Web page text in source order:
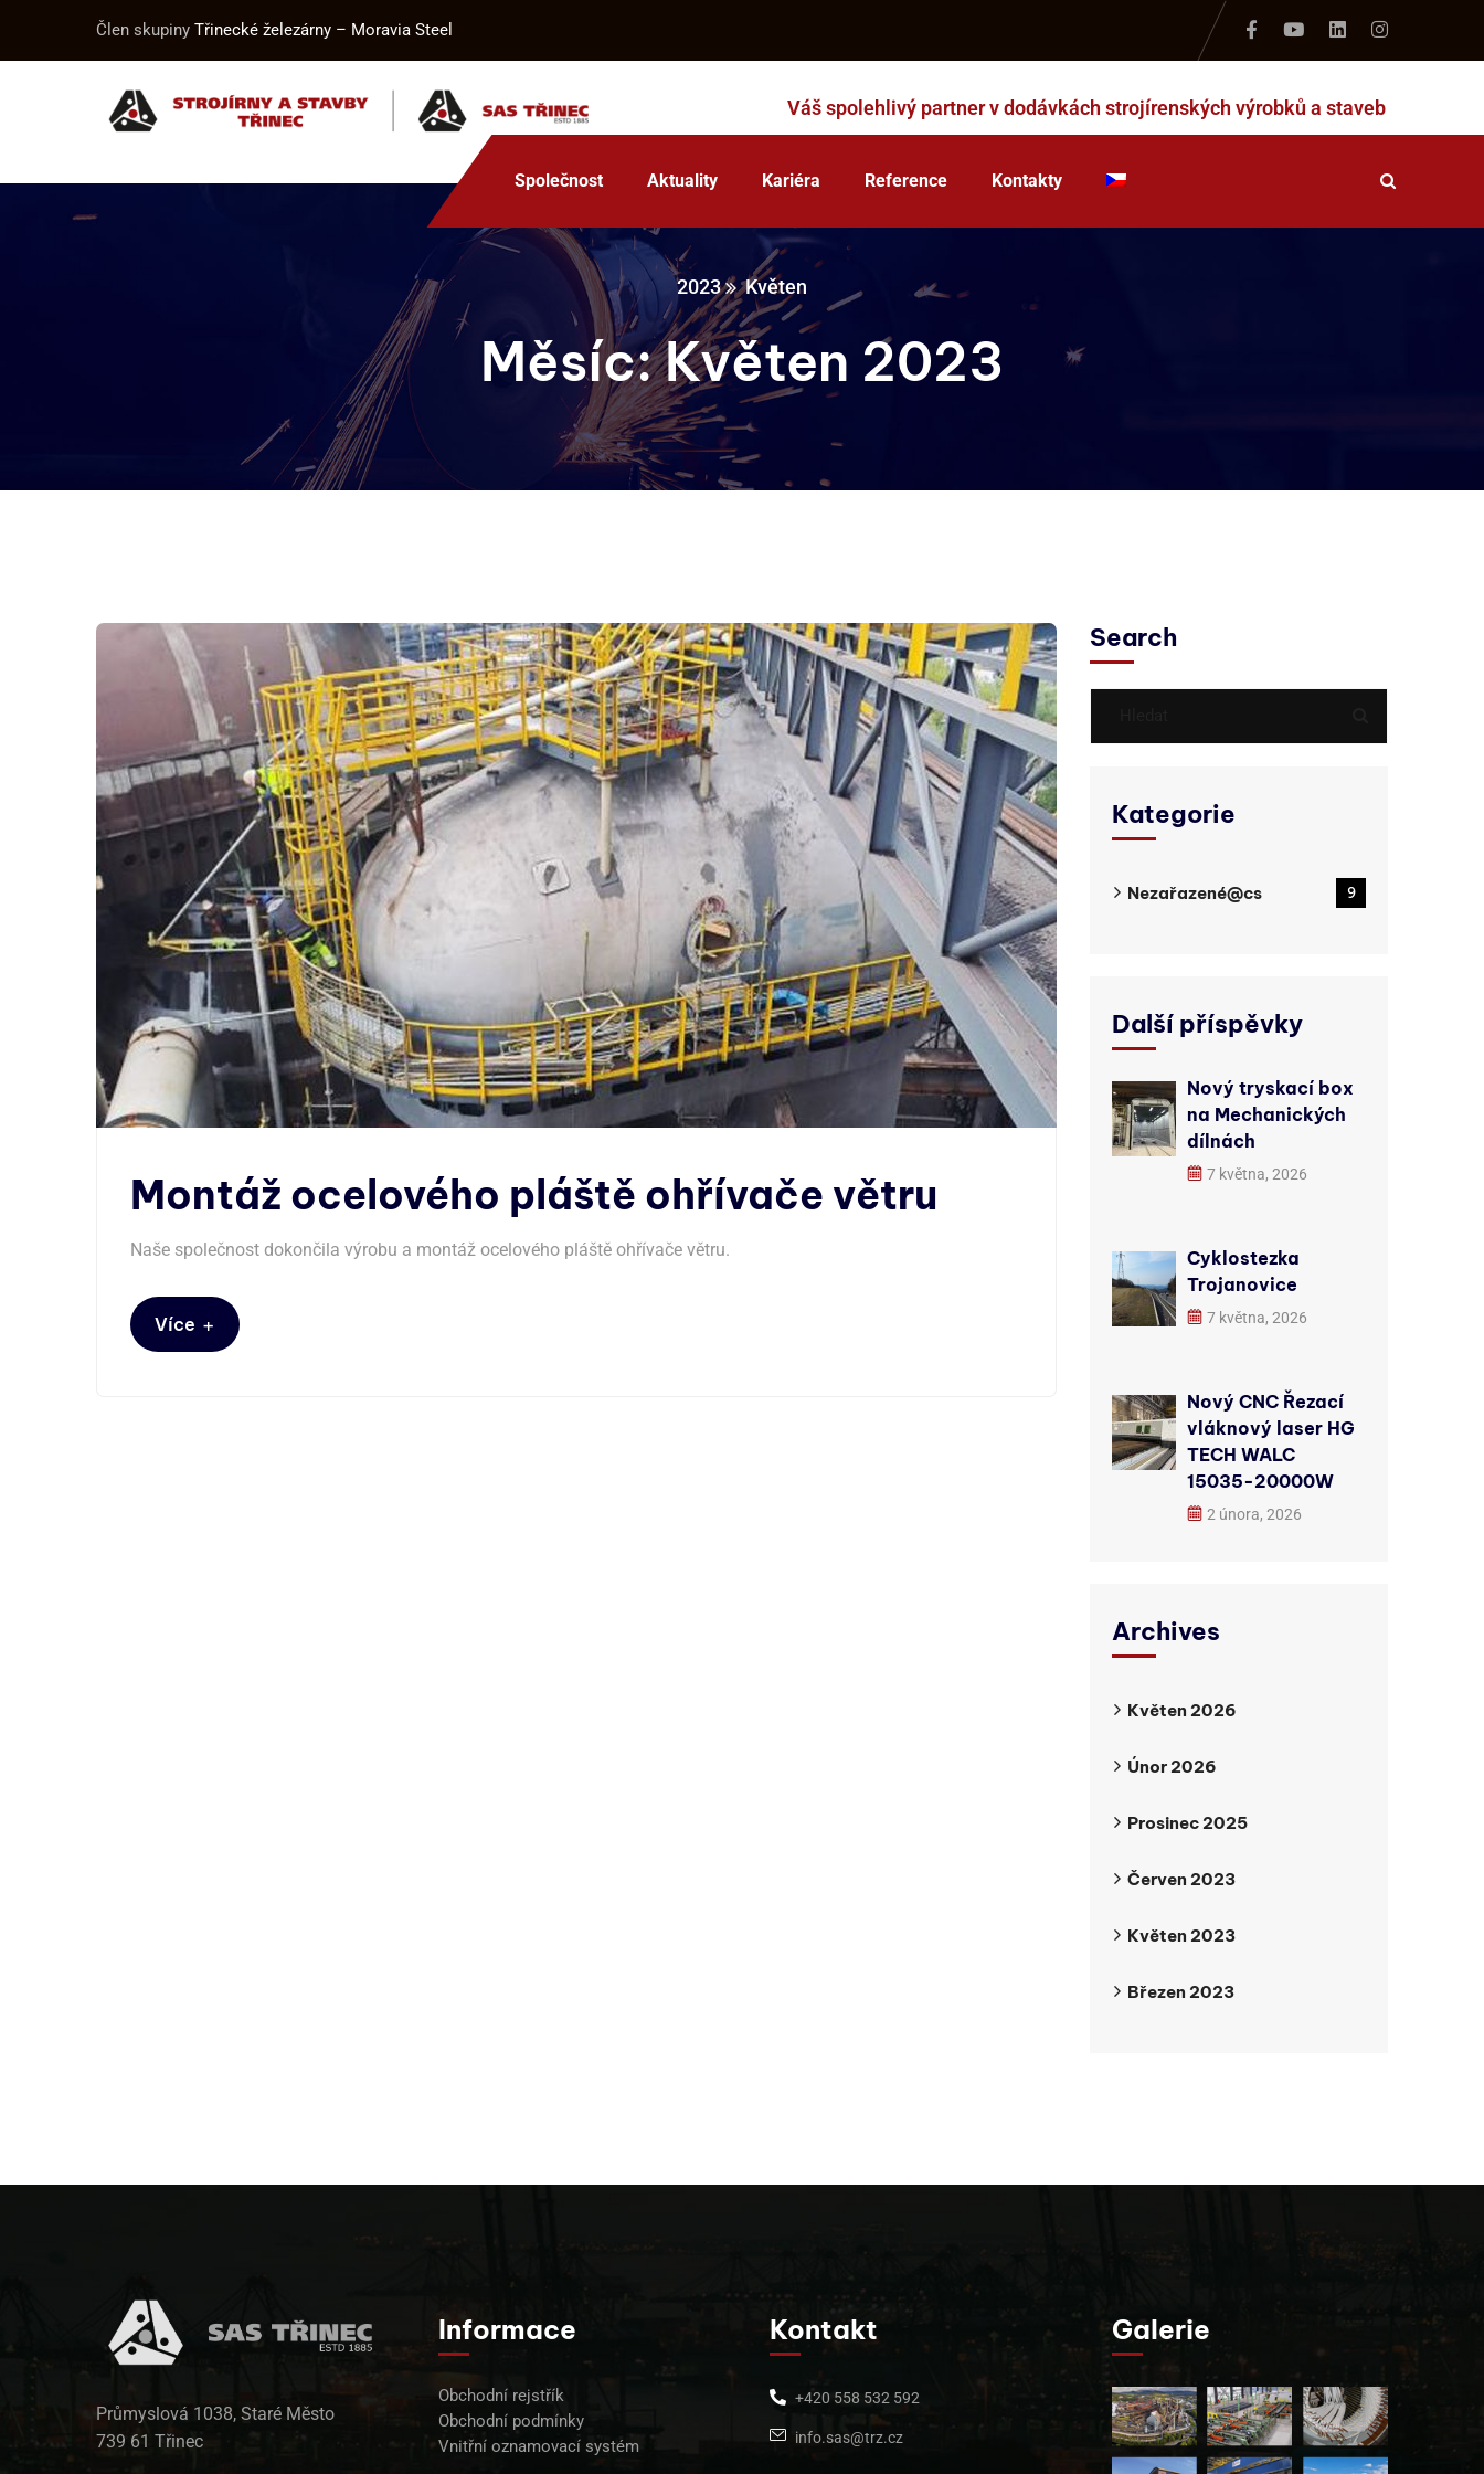
Člen skupiny Třinecké železárny – Moravia Steel
Váš spolehlivý partner v dodávkách strojírenských výrobků a staveb
Společnost Aktuality Kariéra Reference Kontakty
2023 Květen
Měsíc:Květen 2023
Montáž ocelového pláště ohřívače větru
Naše společnost dokončila výrobu a montáž ocelového pláště ohřívače větru.
Více +
Search
Kategorie
Nezařazené@cs 9
Další příspěvky
Nový tryskací box
na Mechanických
dílnách
7 května, 2026
Cyklostezka
Trojanovice
7 května, 2026
Nový CNC Řezací
vláknový laser HG
TECH WALC
15035-20000W
2 února, 2026
Archives
Květen 2026
Únor 2026
Prosinec 2025
Červen 2023
Květen 2023
Březen 2023
Průmyslová 1038, Staré Město
739 61 Třinec
Informace
Obchodní rejstřík
Obchodní podmínky
Vnitřní oznamovací systém
Kontakt
+420 558 532 592
info.sas@trz.cz
Galerie